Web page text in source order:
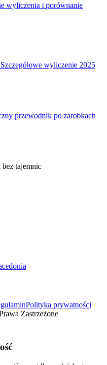
wyliczenia i porównanie
wyliczenie 2025
przewodnik po zarobkach
bez tajemnic
Polityka prywatności
Zastrzeżone